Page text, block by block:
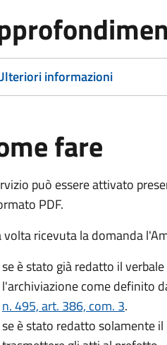
informazioni
fare
può essere attivato
PDF.
volta ricevuta la domanda
se è stato già redatto il
l'archiviazione come definito
n. 495, art. 386, com. 3.
se è stato redatto solamente